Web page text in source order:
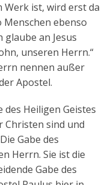
Werk ist, wird erst da
ebenso
an Jesus
unseren Herrn.“
nennen außer
Apostel.
des Heiligen Geistes
Christen sind und
Gabe des
Herrn. Sie ist die
Gabe des